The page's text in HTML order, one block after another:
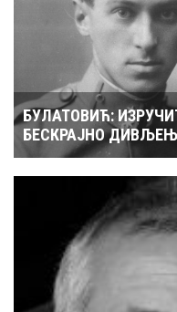
БУЛАТОВИЋ:
БЕСКРАЈНО